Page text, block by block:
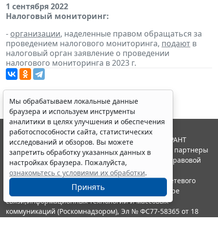
1 сентября 2022
Налоговый мониторинг:
- организации, наделенные правом обращаться за
проведением налогового мониторинга, подают в
налоговый орган заявление о проведении
налогового мониторинга в 2023 г.
Мы обрабатываем локальные данные
браузера и используем инструменты
аналитики в целях улучшения и обеспечения
работоспособности сайта, статистических
исследований и обзоров. Вы можете
запретить обработку указанных данных в
настройках браузера. Пожалуйста,
ознакомьтесь с условиями их обработки.
Принять
© ООО "НПП "ГАРАНТ-СЕРВИС", 2026. Система ГАРАНТ
выпускается с 1990 года. Компания "Гарант" и ее партнеры
являются участниками Российской ассоциации правовой
информации ГАРАНТ.
Портал ГАРАНТ.РУ зарегистрирован в качестве сетевого
издания Федеральной службой по надзору в сфере
связи,информационных технологий и массовых
коммуникаций (Роскомнадзором), Эл № ФС77-58365 от 18